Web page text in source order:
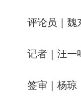
评论员｜魏
记者｜汪一
签审｜杨琼